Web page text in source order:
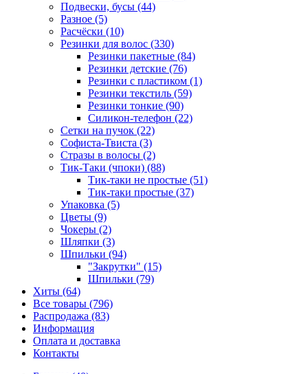
Подвески, бусы (44)
Разное (5)
Расчёски (10)
Резинки для волос (330)
Резинки пакетные (84)
Резинки детские (76)
Резинки с пластиком (1)
Резинки текстиль (59)
Резинки тонкие (90)
Силикон-телефон (22)
Сетки на пучок (22)
Софиста-Твиста (3)
Стразы в волосы (2)
Тик-Таки (чпоки) (88)
Тик-таки не простые (51)
Тик-таки простые (37)
Упаковка (5)
Цветы (9)
Чокеры (2)
Шляпки (3)
Шпильки (94)
"Закрутки" (15)
Шпильки (79)
Хиты (64)
Все товары (796)
Распродажа (83)
Информация
Оплата и доставка
Контакты